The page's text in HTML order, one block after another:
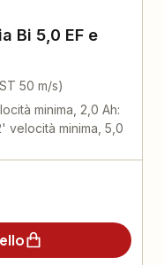
Bi 5,0 EF e
50 m/s)
minima, 2,0 Ah:
velocità minima, 5,0